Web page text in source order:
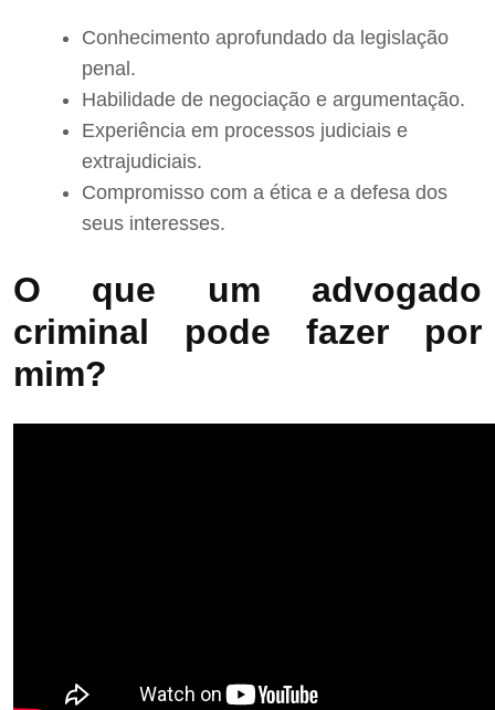
Conhecimento aprofundado da legislação
penal.
Habilidade de negociação e argumentação.
Experiência em processos judiciais e
extrajudiciais.
Compromisso com a ética e a defesa dos
seus interesses.
O que um advogado
criminal pode fazer por
mim?